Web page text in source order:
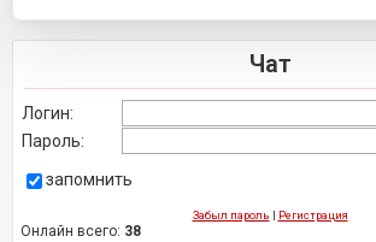
Чат
Логин:
Пароль:
запомнить
Забыл пароль | Регистрация
Онлайн всего: 38